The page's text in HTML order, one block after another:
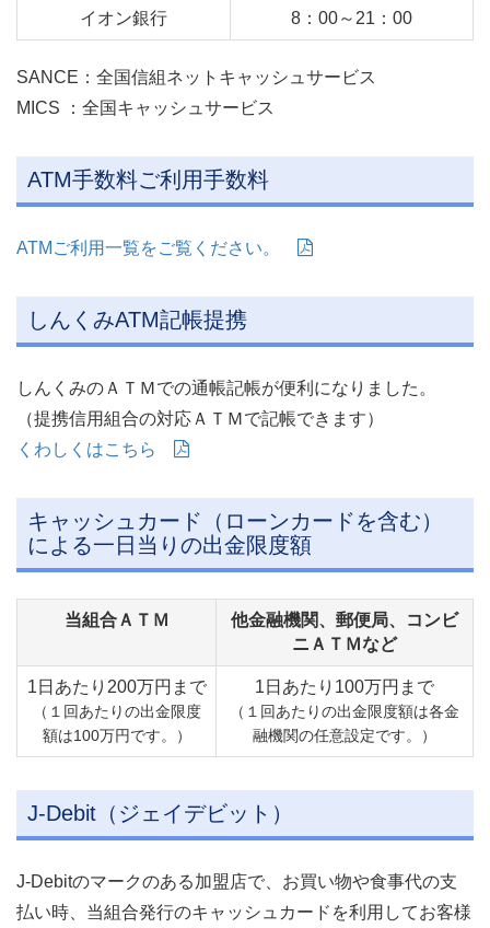
イオン銀行 8：00～21：00
SANCE：全国信組ネットキャッシュサービス
MICS ：全国キャッシュサービス
ATM手数料ご利用手数料
ATMご利用一覧をご覧ください。
しんくみATM記帳提携
しんくみのＡＴＭでの通帳記帳が便利になりました。
（提携信用組合の対応ＡＴＭで記帳できます）
くわしくはこちら
キャッシュカード（ローンカードを含む）
による一日当りの出金限度額
当組合ＡＴＭ
他金融機関、郵便局、コンビ
ニＡＴＭなど
1日あたり200万円まで
（１回あたりの出金限度
額は100万円です。）
1日あたり100万円まで
（１回あたりの出金限度額は各金
融機関の任意設定です。）
J-Debit（ジェイデビット）
J-Debitのマークのある加盟店で、お買い物や食事代の支
払い時、当組合発行のキャッシュカードを利用してお客様